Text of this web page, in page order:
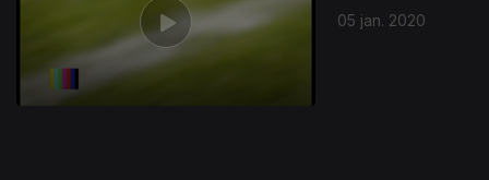
05 jan. 2020